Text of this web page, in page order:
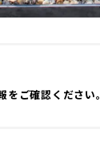
ご確認ください。